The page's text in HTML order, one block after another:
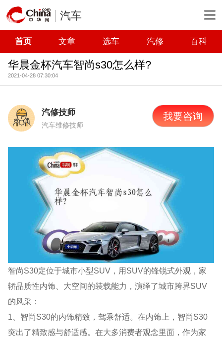
汽车
首页 文章 选车 汽修 百科
华晨金杯汽车智尚s30怎么样?
2021-04-28 07:30:04
汽修技师
汽车维修技师
我要咨询
智尚S30定位于城市小型SUV，用SUV的锋锐式外观，家
轿品质性内饰、大空间的装载能力，演绎了城市跨界SUV
的风采：
1、智尚S30的内饰精致，驾乘舒适。在内饰上，智尚S30
突出了精致感与舒适感。在大多消费者观念里面，作为家